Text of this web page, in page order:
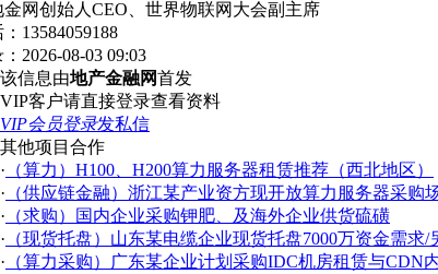
金网创始人CEO、世界物联网大会副主席
13584059188
2026-08-03 09:03
该信息由地产金融网首发
VIP客户请直接登录查看资料
VIP会员登录发私信
其他项目合作
· （算力）H100、H200算力服务器租赁推荐（西北地区）
· （供应链金融）浙江某产业资方现开放算力服务器采购
· （求购）国内企业采购钾肥、及海外企业供货硫磺
· （现货托盘）山东某电缆企业现货托盘7000万资金需求
· （算力采购）广东某企业计划采购IDC机房租赁与CDN